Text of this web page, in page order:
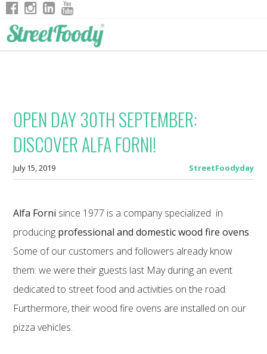
OPEN DAY 30TH SEPTEMBER:
DISCOVER ALFA FORNI!
July 15, 2019 StreetFoodyday
Alfa Forni since 1977 is a company specialized in
producing professional and domestic wood fire ovens.
Some of our customers and followers already know
them: we were their guests last May during an event
dedicated to street food and activities on the road.
Furthermore, their wood fire ovens are installed on our
pizza vehicles.